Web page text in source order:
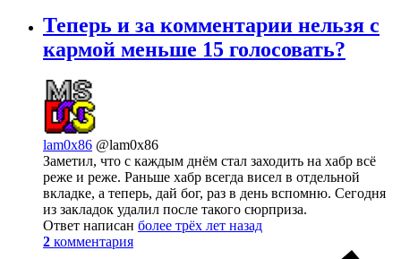
Теперь и за комментарии нельзя с
кармой меньше 15 голосовать?
lam0x86 @lam0x86
Заметил, что с каждым днём стал заходить на хабр всё
реже и реже. Раньше хабр всегда висел в отдельной
вкладке, а теперь, дай бог, раз в день вспомню. Сегодня
из закладок удалил после такого сюрприза.
Ответ написан более трёх лет назад
2 комментария